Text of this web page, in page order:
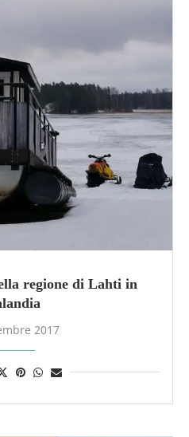
regione di Lahti in
2017